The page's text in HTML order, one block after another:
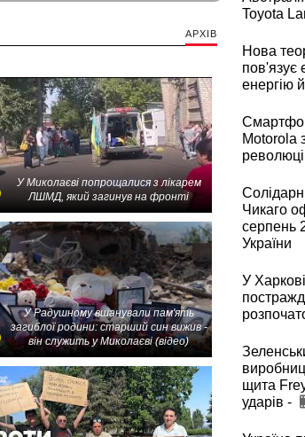
АРХІВ
У Миколаєві попрощалися з лікарем
ЛШМД, який загинув на фронті
У Радушному вшанували пам'ять
загиблої родини: старший син вижив -
він служить у Миколаєві (відео)
Toyota
Нова
пов'язує
енергію
Motorola
Чикаго
серпень
України
У
щита
ударів -